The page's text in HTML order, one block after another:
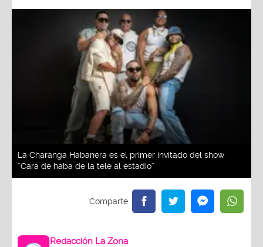
La Charanga Habanera es el primer invitado del show
¨Cara de haba de la tele al estadio¨
Redacción La Zona